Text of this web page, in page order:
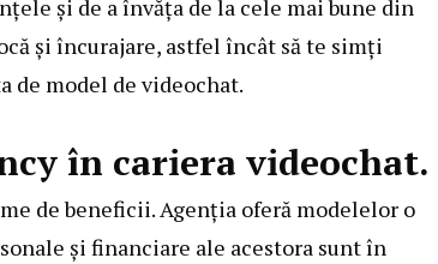
și de a învăța de la cele mai bune din
și încurajare, astfel încât să te simți
model de videochat.
în cariera videochat.
de beneficii. Agenția oferă modelelor o
și financiare ale acestora sunt în